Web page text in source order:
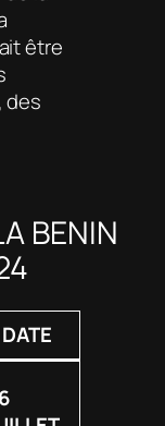
être
des
BENIN
DATE